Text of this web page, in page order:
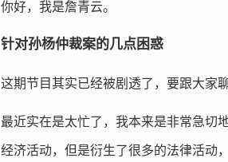
你好，我是詹青云。
针对孙杨仲裁案的几点困惑
这期节目其实已经被剧透了，要跟大家
最近实在是太忙了，我本来是非常急切
经济活动，但是衍生了很多的法律活动